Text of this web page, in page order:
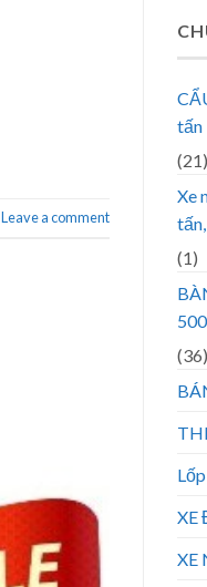
Leave a comment
tấn
(21)
Xe
(1)
(36)
XE
XE